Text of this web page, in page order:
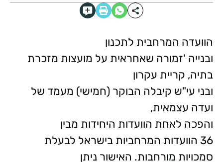
הוועדה המרחבית לתכנון
ובנייה 'זמורה שאחראית על מועצות מזכרת
בתיה, קריית עקרון
ובני עי"ש קיבלה הבוקר (חמישי) מעמד של
ועדה עצמאית,
והפכה לאחת הוועדות היחידות מבין
36 הוועדות המרחביות בישראל לבעלת
סמכויות מורחבות. האישור ניתן